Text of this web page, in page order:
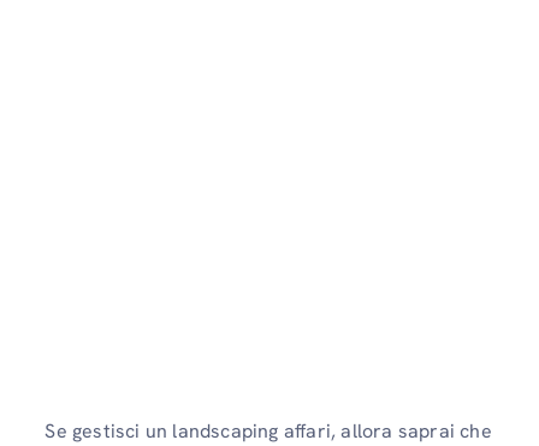
Se gestisci un landscaping affari, allora saprai che